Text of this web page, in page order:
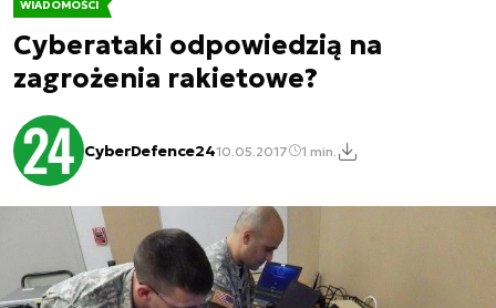
WIADOMOŚCI
Cyberataki odpowiedzią na
zagrożenia rakietowe?
CyberDefence2410.05.2017 1 min.